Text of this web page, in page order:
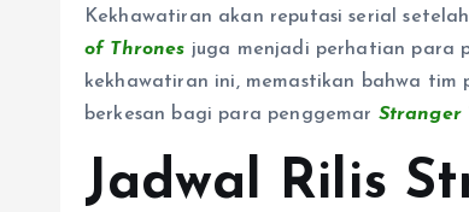
Kekhawatiran akan reputasi serial
of Thrones juga menjadi perhatian para
kekhawatiran ini, memastikan bahwa tim
berkesan bagi para penggemar Stranger
Jadwal Rilis